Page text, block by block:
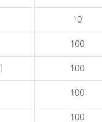
10
100
100
100
100